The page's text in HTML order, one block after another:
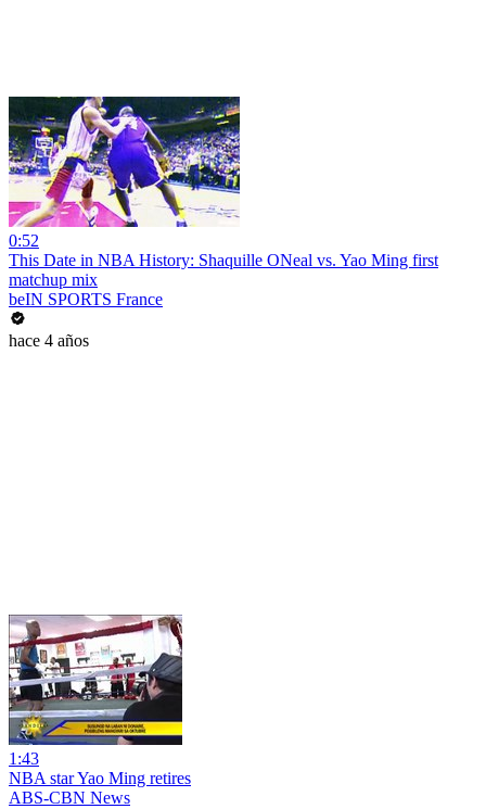
0:52
This Date in NBA History: Shaquille ONeal vs. Yao Ming first
matchup mix
beIN SPORTS France
hace 4 años
1:43
NBA star Yao Ming retires
ABS-CBN News